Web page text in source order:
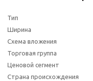
Тип
Ширина
Схема вложения
Торговая группа
Ценовой сегмент
Страна происхождения